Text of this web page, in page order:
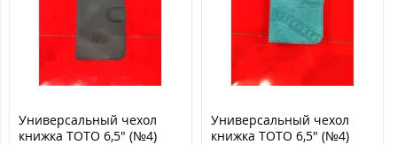
Универсальный чехол
книжка TOTO 6,5" (№4)
Универсальный чехол
книжка TOTO 6,5" (№4)